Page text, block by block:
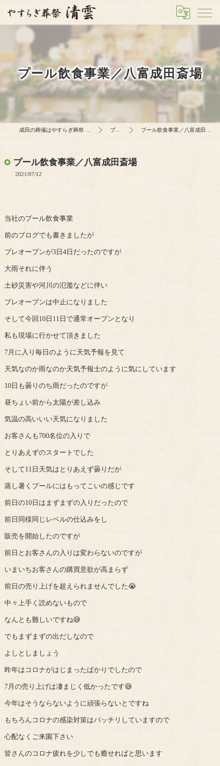
プール飲食事業／八富成田斎場
ブログ プール飲食事業／八富成田斎場
プール飲食事業／八富成田斎場
2021/07/12
当社のプール飲食事業
前のブログでも書きましたが
プレオープンが3日4日だったのですが
大雨それに伴う
土砂災害や河川の氾濫などに伴い
プレオープンは中止になりました
そして今回10日11日で通常オープンとなり
私も現場に行かせて頂きました
7月に入り毎日のように天気予報を見て
天気なのか雨なのか天気予報士のように気にしています
10日も曇りのち雨だったのですが
昼ちょい前から太陽が差し込み
気温の高いいい天気になりました
お客さんも700名位の入りで
とりあえずのスタートでした
そして11日天気はとりあえず曇りだが
蒸し暑くプールにはもってこいの感じです
前日の10日はまずまずの入りだったので
前日同様同じレベルの仕込みをし
販売を開始したのですが
前日とお客さんの入りは変わらないのですが
いまいちお客さんの購買意欲が高まらず
前日の売り上げを超えられませんでした😭
中々上手く読めないもので
なんとも難しいですね😅
でもまずまずの出だしなので
よしとしましょう
昨年はコロナがはじまったばかりでしたので
7月の売り上げは凄まじく低かったです😅
今年はそうならないように頑張らないとですね
もちろんコロナの感染対策はバッチリしていますので
心配なくご来園下さい
皆さんのコロナ疲れを少しでも癒せればと思います